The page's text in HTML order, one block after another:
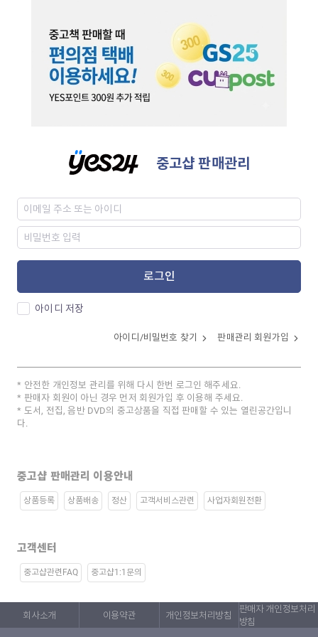
중고샵 판매관리
로그인
아이디 저장
아이디/비밀번호 찾기 판매관리 회원가입
안전한 개인정보 관리를 위해 다시 한번 로그인 해주세요.
판매자 회원이 아닌 경우 먼저 회원가입 후 이용해 주세요.
도서, 전집, 음반 DVD의 중고상품을 직접 판매할 수 있는 열린공간입니
다.
중고샵 판매관리 이용안내
상품등록 상품배송 정산 고객서비스관련 사업자회원전환
고객센터
중고샵관련FAQ 중고샵1:1문의
회사소개 이용약관 개인정보처리방침
판매자 개인정보처리
방침